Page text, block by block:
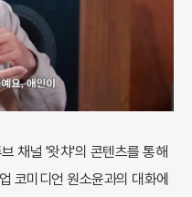
채널 '왓챠'의 콘텐츠를 통해
코미디언 원소윤과의 대화에